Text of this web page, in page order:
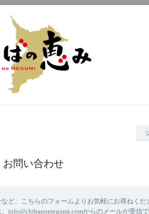
お問い合わせ
ど、こちらのフォームよりお気軽にお尋ねくだ
info@chibanomegumi.comからのメールが受信